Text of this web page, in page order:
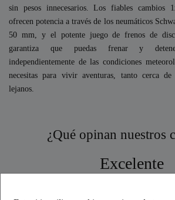
sin pesos innecesarios. Los fiables cambios
ofrecen potencia a través de los neumáticos
50 mm, y el potente juego de frenos de
garantiza que puedas frenar y
independientemente de las condiciones
necesitas para vivir aventuras, tanto cerca
lejanos.
¿Qué opinan nuestros
Excelente